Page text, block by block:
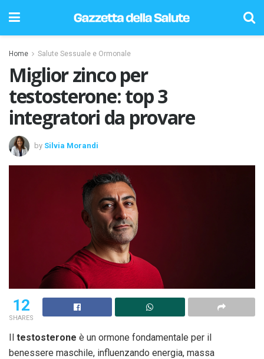
Home Salute Sessuale e Ormonale
Miglior zinco per
testosterone: top 3
integratori da provare
by Silvia Morandi
12
SHARES
Il testosterone è un ormone fondamentale per il
benessere maschile, influenzando energia, massa